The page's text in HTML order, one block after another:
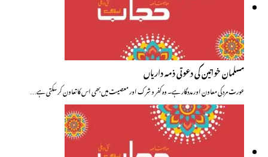
مسلمان خواتین کی دعوتی ذمہ داریاں
عورت مرد کی معاون اور مددگار ہے۔ وہ کفر و شرک اور معصیت میں بھی اس کا تعاون کرسکتی ہے…